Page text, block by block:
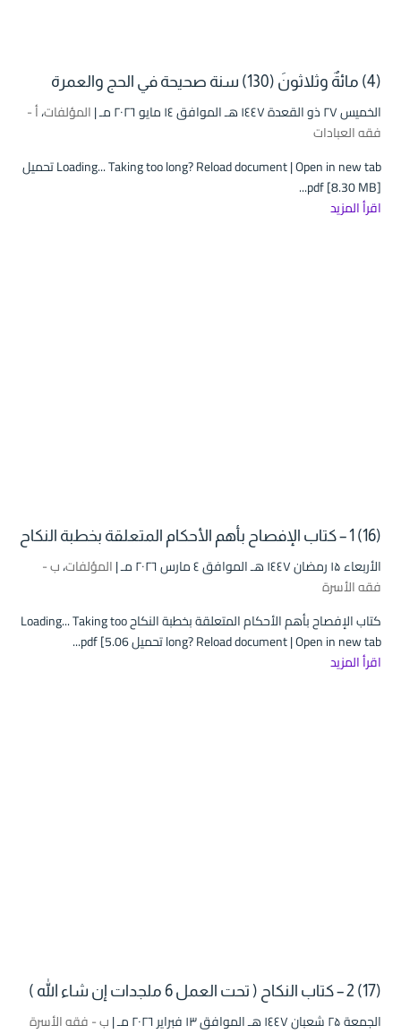
(4) مائةٌ وثلاثونَ (130) سنة صحيحة في الحج والعمرة
الخميس ۲۷ ذو القعدة ۱٤٤۷ هـ الموافق ۱٤ مايو ۲۰۲٦ مـ | المؤلفات،أ -
فقه العبادات
Loading... Taking too long? Reload document | Open in new tab تحميل
pdf [8.30 MB]...
اقرأ المزيد
(16) 1 – كتاب الإفصاح بأهم الأحكام المتعلقة بخطبة النكاح
الأربعاء ۱۵ رمضان ۱٤٤۷ هـ الموافق ٤ مارس ۲۰۲٦ مـ | المؤلفات،ب -
فقه الأسرة
كتاب الإفصاح بأهم الأحكام المتعلقة بخطبة النكاح Loading... Taking too
long? Reload document | Open in new tab تحميل pdf [5.06...
اقرأ المزيد
(17) 2 – كتاب النكاح ( تحت العمل 6 ملجدات إن شاء الله )
الجمعة ۲۵ شعبان ۱٤٤۷ هـ الموافق ۱۳ فبراير ۲۰۲٦ مـ |
ب - فقه الأسرة